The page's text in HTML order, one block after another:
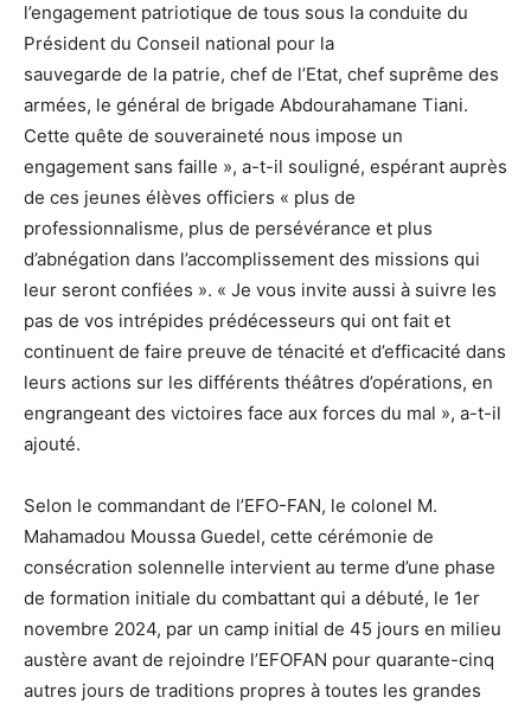
l’engagement patriotique de tous sous la conduite du
Président du Conseil national pour la
sauvegarde de la patrie, chef de l’Etat, chef suprême des
armées, le général de brigade Abdourahamane Tiani.
Cette quête de souveraineté nous impose un
engagement sans faille », a-t-il souligné, espérant auprès
de ces jeunes élèves officiers « plus de
professionnalisme, plus de persévérance et plus
d’abnégation dans l’accomplissement des missions qui
leur seront confiées ». « Je vous invite aussi à suivre les
pas de vos intrépides prédécesseurs qui ont fait et
continuent de faire preuve de ténacité et d’efficacité dans
leurs actions sur les différents théâtres d’opérations, en
engrangeant des victoires face aux forces du mal », a-t-il
ajouté.
Selon le commandant de l’EFO-FAN, le colonel M.
Mahamadou Moussa Guedel, cette cérémonie de
consécration solennelle intervient au terme d’une phase
de formation initiale du combattant qui a débuté, le 1er
novembre 2024, par un camp initial de 45 jours en milieu
austère avant de rejoindre l’EFOFAN pour quarante-cinq
autres jours de traditions propres à toutes les grandes